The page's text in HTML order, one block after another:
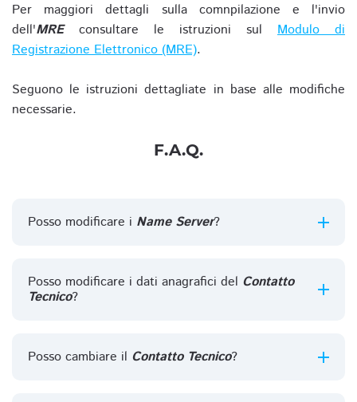
Per maggiori dettagli sulla comnpilazione e l'invio
dell'MREconsultare le istruzioni sul Modulo di
Registrazione Elettronico (MRE).
Seguono le istruzioni dettagliate in base alle modifiche
necessarie.
F.A.Q.
Posso modificare i Name Server?
Posso modificare i dati anagrafici del Contatto
Tecnico?
Posso cambiare il Contatto Tecnico?